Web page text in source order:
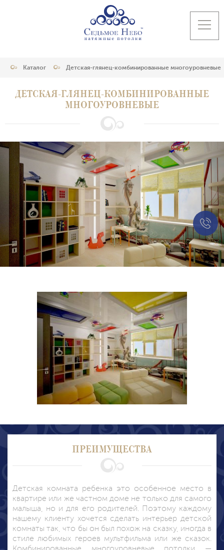
Каталог Детская-глянец-комбинированные многоуровневые
ДЕТСКАЯ-ГЛЯНЕЦ-КОМБИНИРОВАННЫЕ
МНОГОУРОВНЕВЫЕ
ПРЕИМУЩЕСТВА
Детская комната ребенка это особенное место в
квартире или же частном доме не только для самого
малыша, но и для его родителей. Поэтому каждому
нашему клиенту хочется сделать интерьер детской
комнаты так, что бы он был похож на сказку, иногда в
стиле любимых героев мультфильма или же сказок.